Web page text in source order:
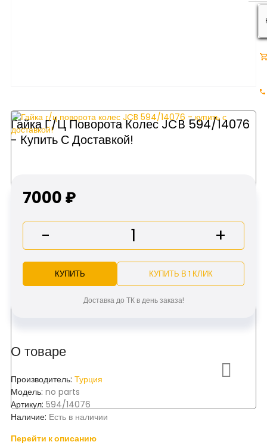
Гайка Г/ц Поворота Колес JCB 594/14076
- Купить С Доставкой!
О товаре
Производитель: Турция
Модель: no parts
Артикул: 594/14076
Наличие: Есть в наличии
Перейти к описанию
7000 ₽
- +
КУПИТЬ КУПИТЬ В 1 КЛИК
Доставка до ТК в день заказа!